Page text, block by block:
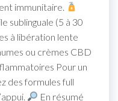
immunitaire.
sublinguale (5 à 30
à libération lente
ou crèmes CBD
Pour un
des formules full
En résumé